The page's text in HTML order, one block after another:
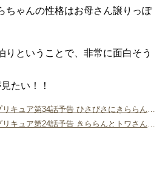
ちゃんの性格はお母さん譲りっぽ
りということで、非常に面白そう
たい！！